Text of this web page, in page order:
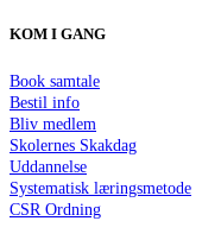
KOM I GANG
Book samtale
Bestil info
Bliv medlem
Skolernes Skakdag
Uddannelse
Systematisk læringsmetode
CSR Ordning